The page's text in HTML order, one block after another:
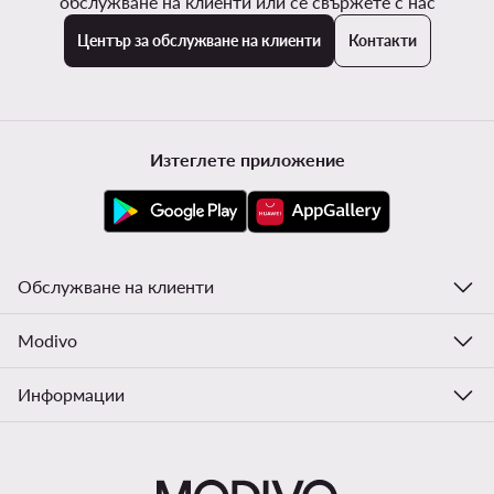
Център за обслужване на клиенти Контакти
Изтеглете приложение
Обслужване на клиенти
Modivo
Информации